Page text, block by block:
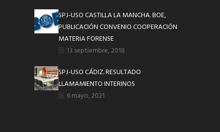
SPJ-USO CASTILLA LA MANCHA. BOE,
PUBLICACIÓN CONVENIO COOPERACIÓN
MATERIA FORENSE
13 septiembre, 2018
SPJ-USO CÁDIZ. RESULTADO
LLAMAMIENTO INTERINOS
6 mayo, 2021